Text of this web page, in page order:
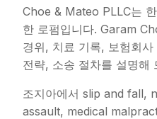
Choe & Mateo PLLC는
한 로펌입니다. Garam
경위, 치료 기록, 보험회
전략, 소송 절차를 설명해
조지아에서 slip and fall,
assault, medical